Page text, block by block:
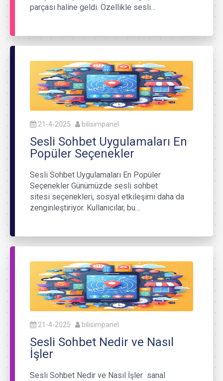
parçası haline geldi. Özellikle sesli…
21-4-2025 bilisimpanel
Sesli Sohbet Uygulamaları En
Popüler Seçenekler
Sesli Sohbet Uygulamaları En Popüler
Seçenekler Günümüzde sesli sohbet
sitesi seçenekleri, sosyal etkileşimi daha da
zenginleştiriyor. Kullanıcılar, bu…
21-4-2025 bilisimpanel
Sesli Sohbet Nedir ve Nasıl
İşler
Sesli Sohbet Nedir ve Nasıl İşler sanal